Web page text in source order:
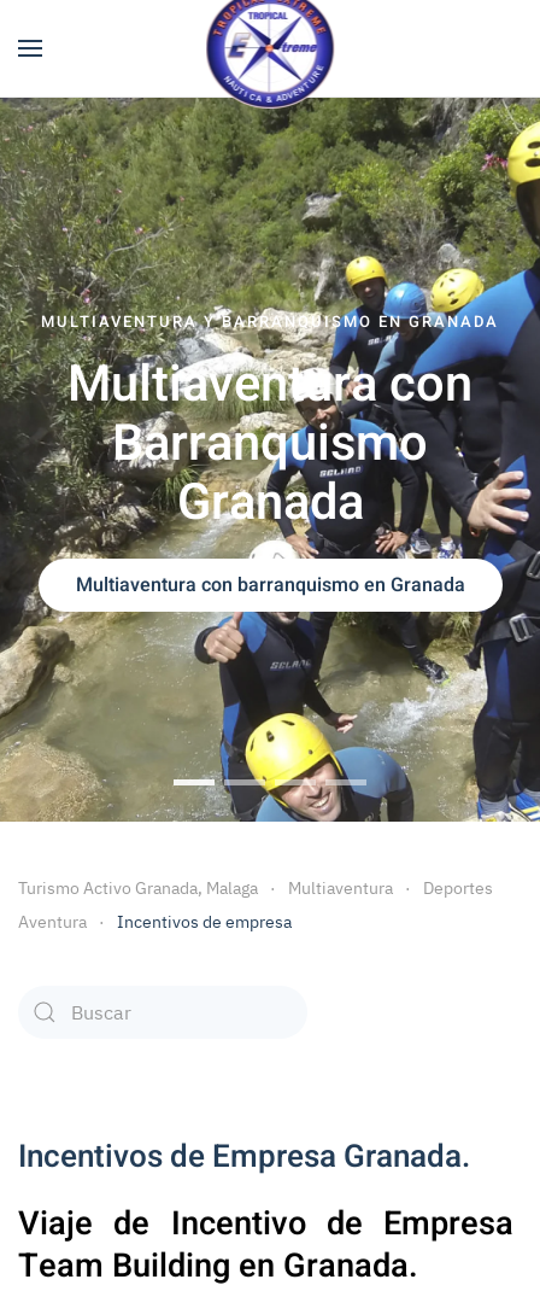
MULTIAVENTURA Y BARRANQUISMO EN GRANADA
Multiaventura con
Barranquismo
Granada
Multiaventura con barranquismo en Granada
Multiaventura con Barranquismo
Multiaventura con Rafting
Escapadas fin de
Ofertas Escapadas
Turismo Activo Granada, Malaga Multiaventura
Deportes
Aventura
Incentivos de empresa
Incentivos de Empresa Granada.
Viaje de Incentivo de Empresa
Team Building en Granada.